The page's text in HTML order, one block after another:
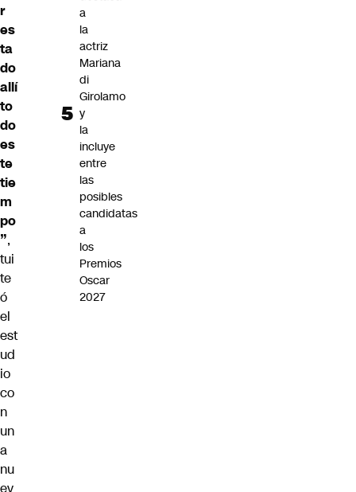
r
es
ta
do
allí
to
do
es
te
tie
m
po
”,
tui
te
ó
el
est
ud
io
co
n
un
a
nu
ev
a
la
actriz
Mariana
di
Girolamo
y
la
incluye
entre
las
posibles
candidatas
a
los
Premios
Oscar
2027